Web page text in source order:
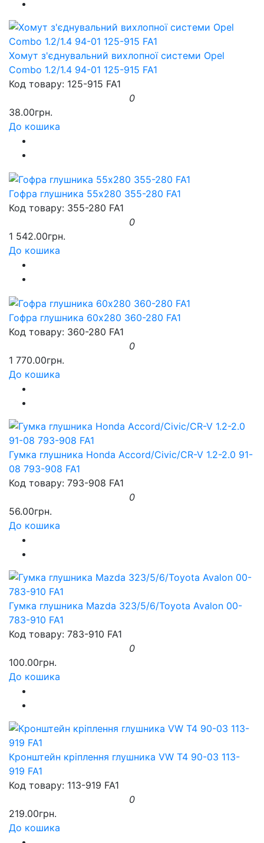
Хомут з'єднувальний вихлопної системи Opel
Combo 1.2/1.4 94-01 125-915 FA1
Код товару: 125-915 FA1
0
38.00грн.
До кошика
Гофра глушника 55x280 355-280 FA1
Код товару: 355-280 FA1
0
1 542.00грн.
До кошика
Гофра глушника 60x280 360-280 FA1
Код товару: 360-280 FA1
0
1 770.00грн.
До кошика
Гумка глушника Honda Accord/Civic/CR-V 1.2-2.0 91-
08 793-908 FA1
Код товару: 793-908 FA1
0
56.00грн.
До кошика
Гумка глушника Mazda 323/5/6/Toyota Avalon 00-
783-910 FA1
Код товару: 783-910 FA1
0
100.00грн.
До кошика
Кронштейн кріплення глушника VW T4 90-03 113-
919 FA1
Код товару: 113-919 FA1
0
219.00грн.
До кошика